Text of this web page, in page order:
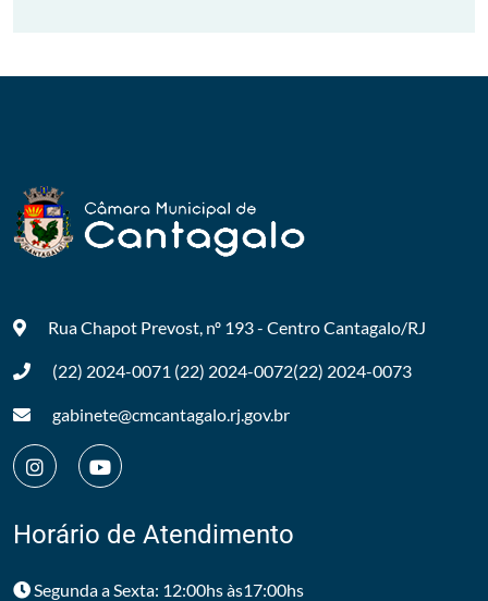
Rua Chapot Prevost, nº 193 - CentroCantagalo/RJ
(22) 2024-0071 (22) 2024-0072(22) 2024-0073
gabinete@cmcantagalo.rj.gov.br
Horário de Atendimento
Segunda a Sexta: 12:00hs às17:00hs